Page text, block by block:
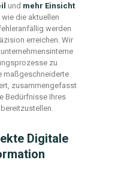
und mehr Einsicht
wie die aktuellen
werden
erreichen. Wir
zu
maßgeschneiderte
zusammengefasst
Bedürfnisse Ihres
Digitale